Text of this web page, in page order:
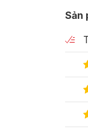
Sản